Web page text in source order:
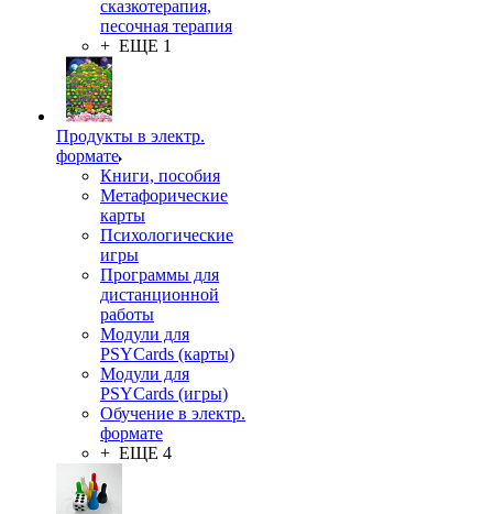
сказкотерапия,
песочная терапия
+ ЕЩЕ 1
Продукты в электр.
формате
Книги, пособия
Метафорические
карты
Психологические
игры
Программы для
дистанционной
работы
Модули для
PSYCards (карты)
Модули для
PSYCards (игры)
Обучение в электр.
формате
+ ЕЩЕ 4